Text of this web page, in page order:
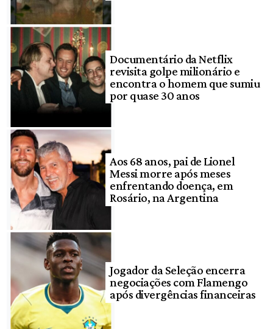
Documentário da Netflix
revisita golpe milionário e
encontra o homem que sumiu
por quase 30 anos
Aos 68 anos, pai de Lionel
Messi morre após meses
enfrentando doença, em
Rosário, na Argentina
Jogador da Seleção encerra
negociações com Flamengo
após divergências financeiras